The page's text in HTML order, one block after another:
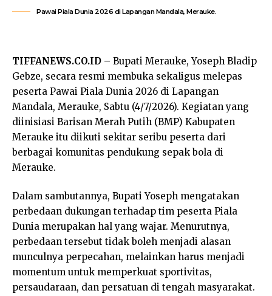
Pawai Piala Dunia 2026 di Lapangan Mandala, Merauke.
TIFFANEWS.CO.ID – Bupati Merauke, Yoseph Bladip
Gebze, secara resmi membuka sekaligus melepas
peserta Pawai Piala Dunia 2026 di Lapangan
Mandala, Merauke, Sabtu (4/7/2026). Kegiatan yang
diinisiasi Barisan Merah Putih (BMP) Kabupaten
Merauke itu diikuti sekitar seribu peserta dari
berbagai komunitas pendukung sepak bola di
Merauke.
Dalam sambutannya, Bupati Yoseph mengatakan
perbedaan dukungan terhadap tim peserta Piala
Dunia merupakan hal yang wajar. Menurutnya,
perbedaan tersebut tidak boleh menjadi alasan
munculnya perpecahan, melainkan harus menjadi
momentum untuk memperkuat sportivitas,
persaudaraan, dan persatuan di tengah masyarakat.